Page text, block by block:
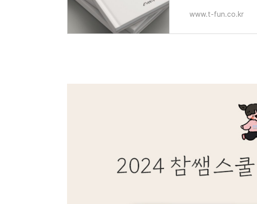
www.t-fun.co.kr